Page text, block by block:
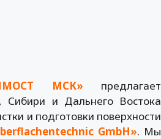
МСК» предлагает
Сибири и Дальнего Востока
и подготовки поверхности
GmbH». Мы